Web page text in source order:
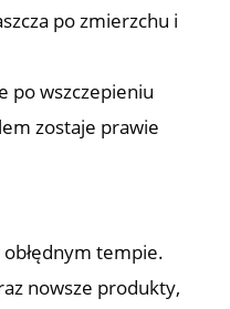
po zmierzchu i
po wszczepieniu
zostaje prawie
tempie.
nowsze produkty,